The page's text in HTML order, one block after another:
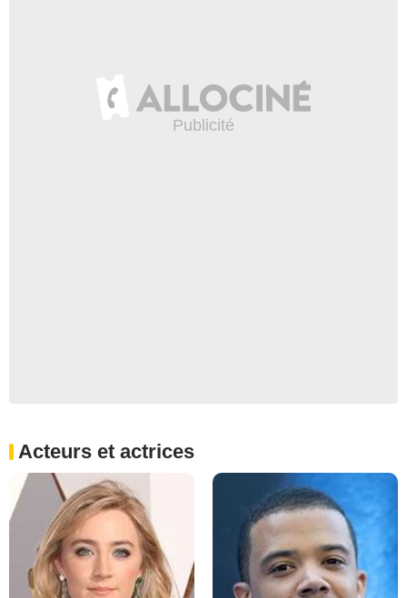
Acteurs et actrices